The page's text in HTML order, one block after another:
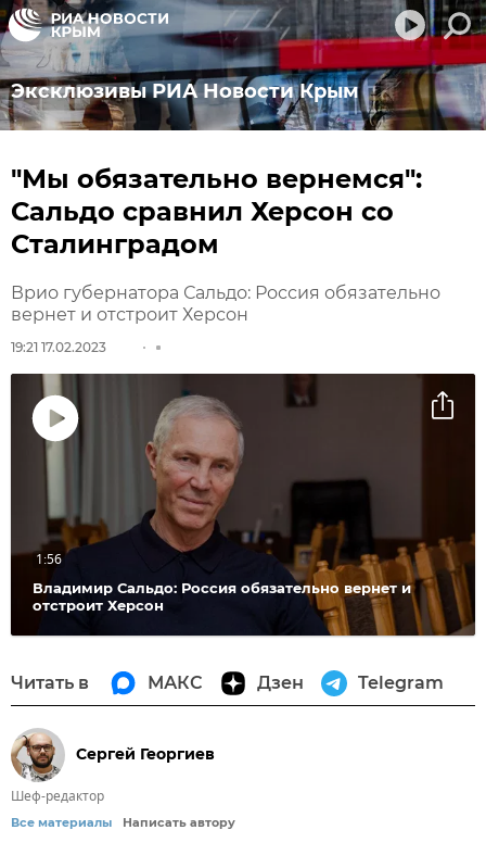
Эксклюзивы РИА Новости Крым
"Мы обязательно вернемся":
Сальдо сравнил Херсон со
Сталинградом
Врио губернатора Сальдо: Россия обязательно
вернет и отстроит Херсон
19:21 17.02.2023
Владимир Сальдо: Россия обязательно вернет и
отстроит Херсон
1:56
Читать в МАКС Дзен Telegram
Сергей Георгиев
Шеф-редактор
Все материалы Написать автору